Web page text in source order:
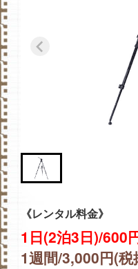
《レンタル料金》
1日(2泊3日)/600
1週間/3,000円(